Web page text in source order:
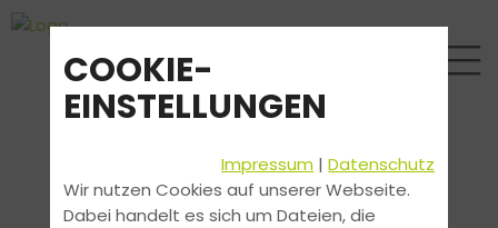
COOKIE-
EINSTELLUNGEN
Impressum |Datenschutz
Wir nutzen Cookies auf unserer Webseite.
Dabei handelt es sich um Dateien, die